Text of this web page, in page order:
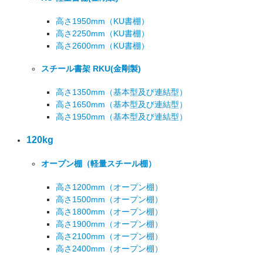
高さ1950mm （KU書棚）
高さ2250mm （KU書棚）
高さ2600mm （KU書棚）
スチール書架 RKU(金剛製)
高さ1350mm （基本型及び連結型）
高さ1650mm （基本型及び連結型）
高さ1950mm （基本型及び連結型）
120kg
オープン棚 （軽量スチール棚）
高さ1200mm （オープン棚）
高さ1500mm （オープン棚）
高さ1800mm （オープン棚）
高さ1900mm （オープン棚）
高さ2100mm （オープン棚）
高さ2400mm （オープン棚）